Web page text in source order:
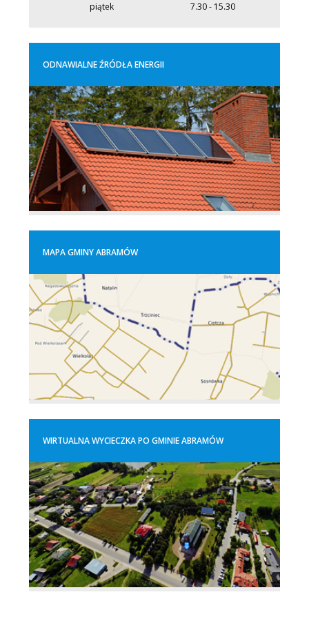
piątek
7.30 - 15.30
ODNAWIALNE ŹRÓDŁA ENERGII
MAPA GMINY ABRAMÓW
WIRTUALNA WYCIECZKA PO GMINIE ABRAMÓW